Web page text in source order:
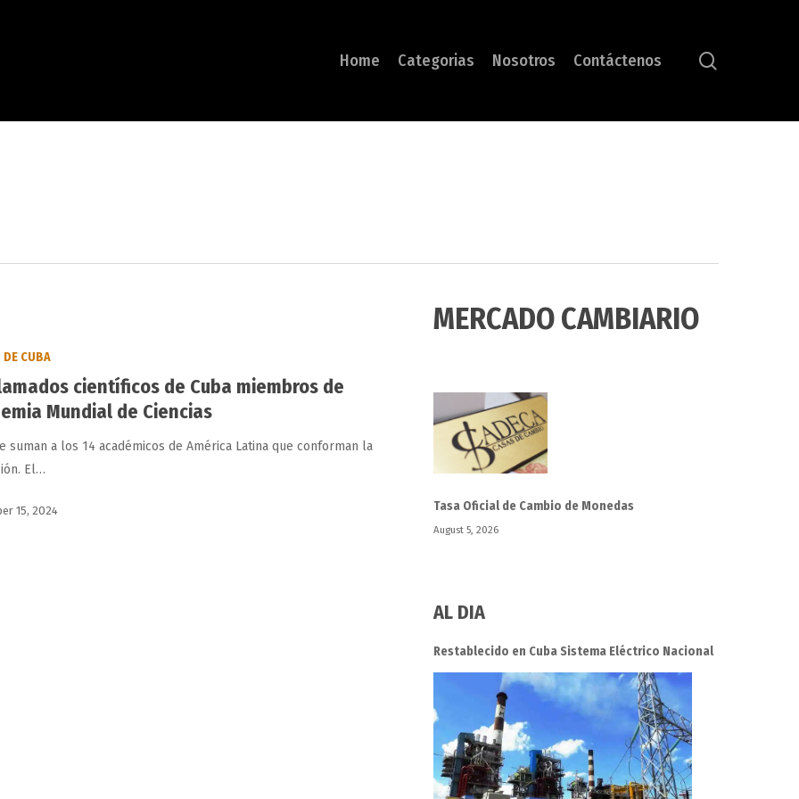
Home Categorias Nosotros Contáctenos
DE CUBA
científicos de Cuba miembros de
Mundial de Ciencias
suman a los 14 académicos de América Latina que conforman la
El…
15, 2024
MERCADO CAMBIARIO
Tasa Oficial de Cambio de Monedas
August 5, 2026
AL DIA
Restablecido en Cuba Sistema Eléctrico Nacional